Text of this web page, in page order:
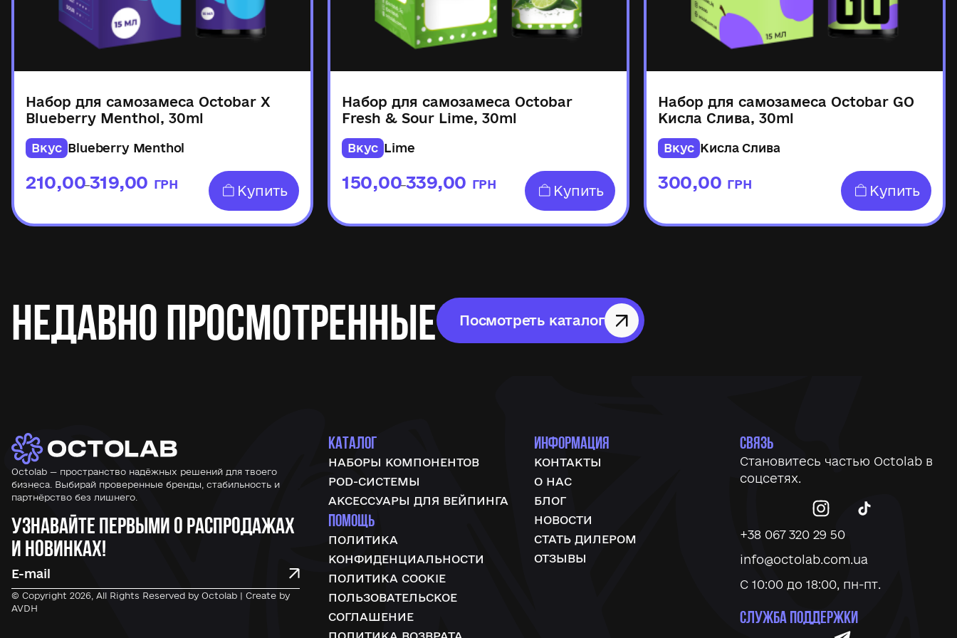
Набор для самозамеса Octobar X
Blueberry Menthol, 30ml
Вкус Blueberry Menthol
210,00
–319,00 ГРН Купить
Набор для самозамеса Octobar
Fresh & Sour Lime, 30ml
Вкус Lime
150,00
–339,00 ГРН Купить
Набор для самозамеса Octobar GO
Кисла Слива, 30ml
Вкус Кисла Слива
300,00 ГРН Купить
Недавно просмотренные Посмотреть каталог
Octolab — пространство надёжных решений для твоего
бизнеса. Выбирай проверенные бренды, стабильность и
партнёрство без лишнего.
Узнавайте первыми о распродажах
и новинках!
© Copyright 2026, All Rights Reserved by Octolab | Create by
AVDH
КАТАЛОГ
НАБОРЫ КОМПОНЕНТОВ
POD-СИСТЕМЫ
АКСЕССУАРЫ ДЛЯ ВЕЙПИНГА
ПОМОЩЬ
ПОЛИТИКА
КОНФИДЕНЦИАЛЬНОСТИ
ПОЛИТИКА COOKIE
ПОЛЬЗОВАТЕЛЬСКОЕ
СОГЛАШЕНИЕ
ИНФОРМАЦИЯ
КОНТАКТЫ
О НАС
БЛОГ
НОВОСТИ
СТАТЬ ДИЛЕРОМ
ОТЗЫВЫ
СВЯЗЬ
Становитесь частью Octolabв
соцсетях.
+38 067 320 29 50
info@octolab.com.ua
С 10:00 до 18:00, пн-пт.
СЛУЖБА ПОДДЕРЖКИ